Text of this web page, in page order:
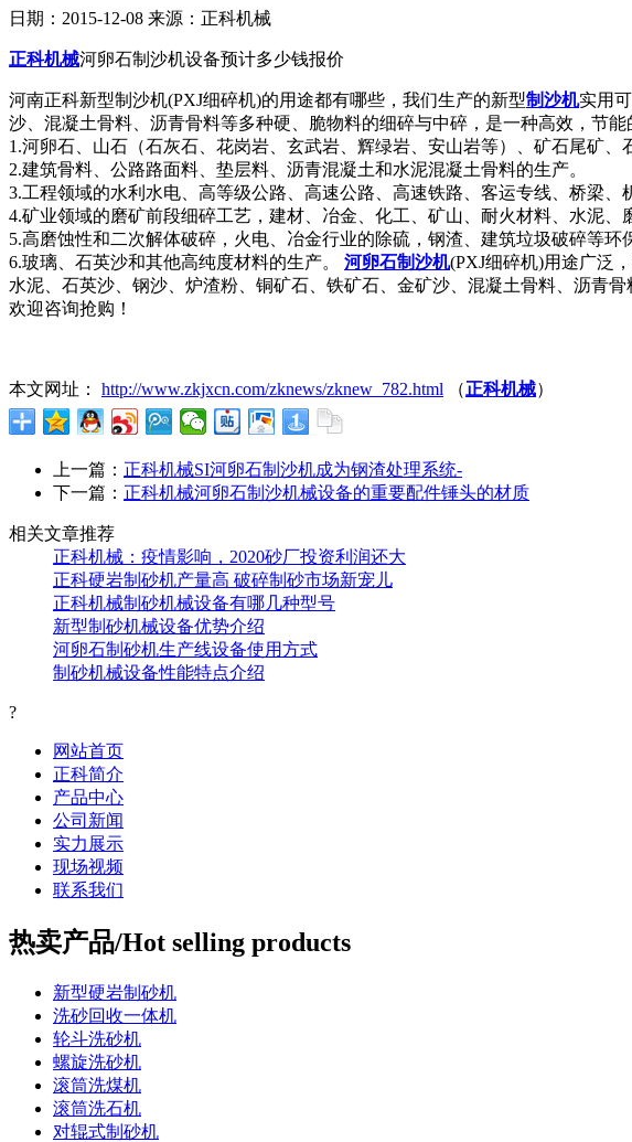
日期：2015-12-08 来源：正科机械
正科机械河卵石制沙机设备预计多少钱报价
河南正科新型制沙机(PXJ细碎机)的用途都有哪些，我们生产的新型制沙机实用
沙、混凝土骨料、沥青骨料等多种硬、脆物料的细碎与中碎，是一种高效，节
1.河卵石、山石（石灰石、花岗岩、玄武岩、辉绿岩、安山岩等）、矿石尾矿、
2.建筑骨料、公路路面料、垫层料、沥青混凝土和水泥混凝土骨料的生产。
3.工程领域的水利水电、高等级公路、高速公路、高速铁路、客运专线、桥梁
4.矿业领域的磨矿前段细碎工艺，建材、冶金、化工、矿山、耐火材料、水泥、
5.高磨蚀性和二次解体破碎，火电、冶金行业的除硫，钢渣、建筑垃圾破碎等环
6.玻璃、石英沙和其他高纯度材料的生产。 河卵石制沙机(PXJ细碎机)用途广泛
水泥、石英沙、钢沙、炉渣粉、铜矿石、铁矿石、金矿沙、混凝土骨料、沥青
欢迎咨询抢购！
本文网址： http://www.zkjxcn.com/zknews/zknew_782.html （正科机械）
上一篇： 正科机械SI河卵石制沙机成为钢渣处理系统-
下一篇： 正科机械河卵石制沙机械设备的重要配件锤头的材质
相关文章推荐
正科机械：疫情影响，2020砂厂投资利润还大
正科硬岩制砂机产量高 破碎制砂市场新宠儿
正科机械制砂机械设备有哪几种型号
新型制砂机械设备优势介绍
河卵石制砂机生产线设备使用方式
制砂机械设备性能特点介绍
?
网站首页
正科简介
产品中心
公司新闻
实力展示
现场视频
联系我们
热卖产品/Hot selling products
新型硬岩制砂机
洗砂回收一体机
轮斗洗砂机
螺旋洗砂机
滚筒洗煤机
滚筒洗石机
对辊式制砂机